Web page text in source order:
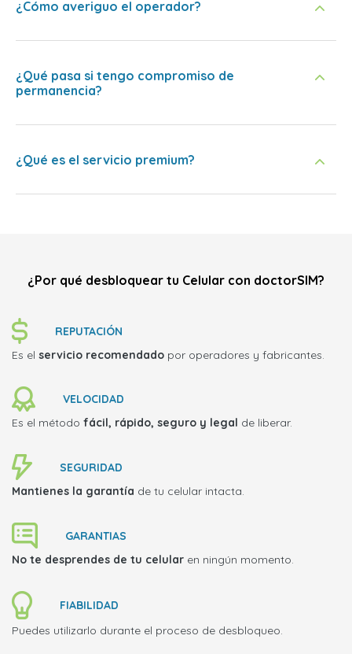
¿Cómo averiguo el operador?
¿Qué pasa si tengo compromiso de
permanencia?
¿Qué es el servicio premium?
¿Por qué desbloquear tu Celular con doctorSIM?
REPUTACIÓN
Es el servicio recomendado por operadores y fabricantes.
VELOCIDAD
Es el método fácil, rápido, seguro y legal de liberar.
SEGURIDAD
Mantienes la garantía de tu celular intacta.
GARANTIAS
No te desprendes de tu celular en ningún momento.
FIABILIDAD
Puedes utilizarlo durante el proceso de desbloqueo.